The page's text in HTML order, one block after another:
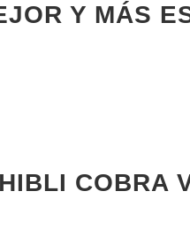
Y MÁS
COBRA